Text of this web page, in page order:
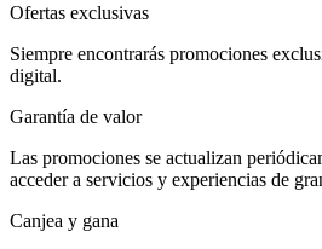
Ofertas exclusivas
Siempre encontrarás promociones
digital.
Garantía de valor
Las promociones se actualizan
acceder a servicios y experiencias de
Canjea y gana